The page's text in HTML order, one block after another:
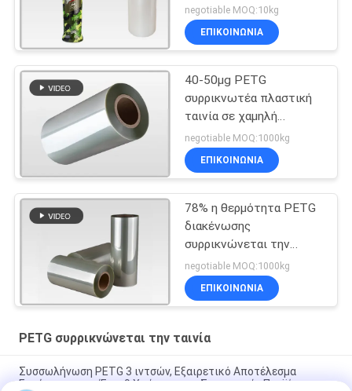
negotiable MOQ:10kg
ΕΠΙΚΟΙΝΩΝΙΑ
40-50μg PETG
συρρικνωτέα πλαστική
ταινία σε χαμηλή
θερμοκρασία
negotiable MOQ:1000kg
ΕΠΙΚΟΙΝΩΝΙΑ
78% η θερμότητα PETG
διακένωσης
συρρικνώνεται την
ταινία στη Shrinkable
ετικέτα μανικιών
negotiable MOQ:1000kg
ΕΠΙΚΟΙΝΩΝΙΑ
PETG συρρικνώνεται την ταινία
Συσσωλήνωση PETG 3 ιντσών, Εξαιρετικό Αποτέλεσμα
Εκτύπωσης και Έως 9 Χρώματα για Συσκευασία Προϊόντων